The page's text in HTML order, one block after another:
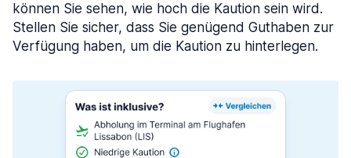
können Sie sehen, wie hoch die Kaution sein wird.
Stellen Sie sicher, dass Sie genügend Guthaben zur
Verfügung haben, um die Kaution zu hinterlegen.